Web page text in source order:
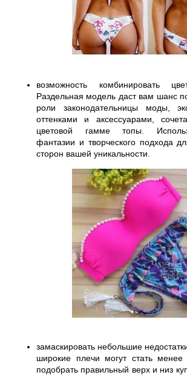
возможность комбинировать
Раздельная модель даст вам шанс
роли законодательницы моды,
оттенками и аксессуарами,
цветовой гамме топы.
фантазии и творческого подхода
сторон вашей уникальности.
замаскировать небольшие
широкие плечи могут стать
подобрать правильный верх и низ